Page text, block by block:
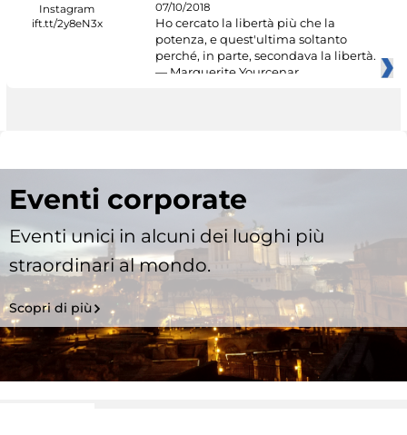
07/10/2018
Ho cercato la libertà più che la
potenza, e quest'ultima soltanto
perché, in parte, secondava la libertà.
— Marguerite Yourcenar
Eventi corporate
Eventi unici in alcuni dei luoghi più
straordinari al mondo.
Scopri di più